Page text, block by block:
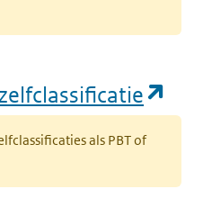
als PBT of